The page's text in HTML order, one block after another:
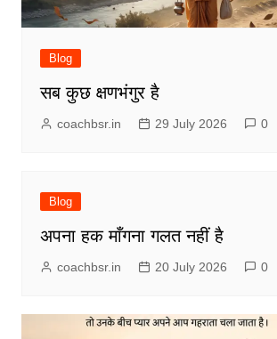
Blog
सब कुछ क्षणभंगुर है
coachbsr.in 29 July 2026 0
Blog
अपना हक माँगना गलत नहीं है
coachbsr.in 20 July 2026 0